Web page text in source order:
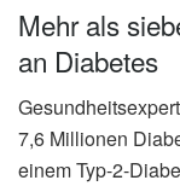
Mehr als
an Diabetes
7,6 Millionen
einem Typ-2-